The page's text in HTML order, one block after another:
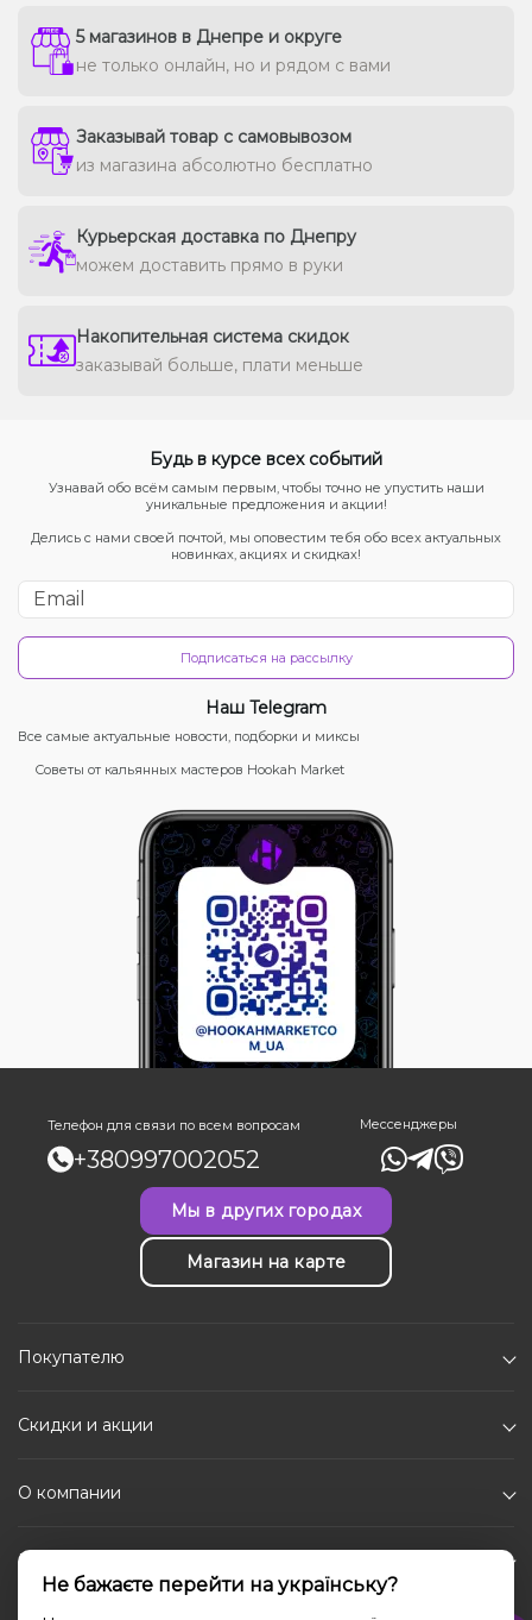
5 магазинов в Днепре и округе
не только онлайн, но и рядом с вами
Заказывай товар с самовывозом
из магазина абсолютно бесплатно
Курьерская доставка по Днепру
можем доставить прямо в руки
Накопительная система скидок
заказывай больше, плати меньше
Будь в курсе всех событий
Узнавай обо всём самым первым, чтобы точно не упустить наши
уникальные предложения и акции!
Делись с нами своей почтой, мы оповестим тебя обо всех актуальных
новинках, акциях и скидках!
Подписаться на рассылку
Наш Telegram
Все самые актуальные новости, подборки и миксы
Советы от кальянных мастеров Hookah Market
Телефон для связи по всем вопросам
+380997002052
Мессенджеры
Мы в других городах
Магазин на карте
Покупателю
Скидки и акции
О компании
Каталог
Не бажаєте перейти на українську?